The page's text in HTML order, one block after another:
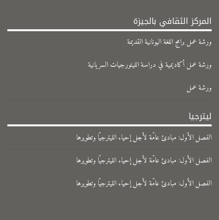
المركز الثقافي بالجيزة
ورشة عمل برامج اللغة اليونانية القديمة
ورشة عمل أكاديمية في دراسة الليتورجيات السريانية
ورشة عمل
ليترجيا
الفصل الأول: مبادئ عامّة لأجل إحياء الليترجيّا وتطويرها
الفصل الأول: مبادئ عامّة لأجل إحياء الليترجيّا وتطويرها
الفصل الأول: مبادئ عامّة لأجل إحياء الليترجيّا وتطويرها